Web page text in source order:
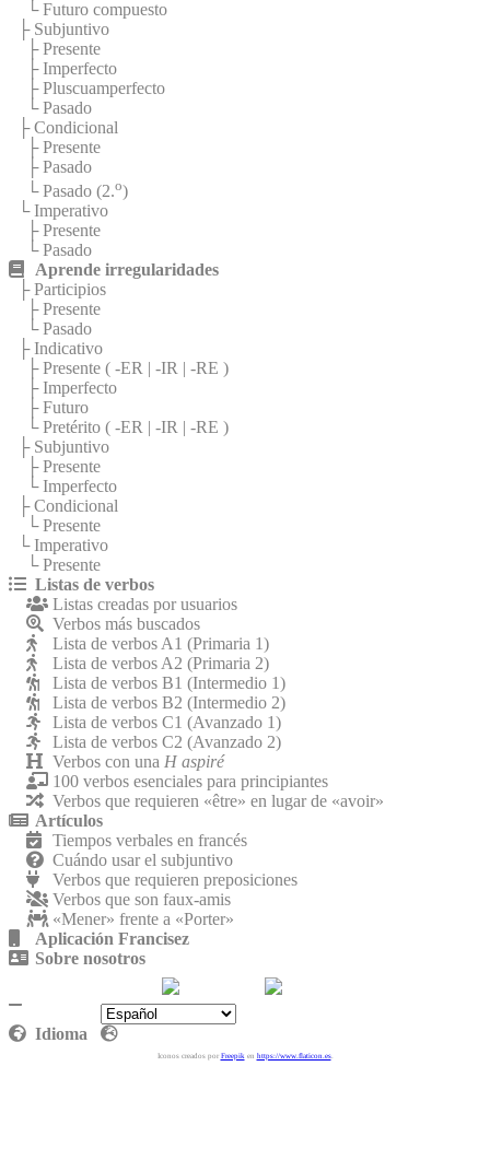
└ Futuro compuesto
├ Subjuntivo
├ Presente
├ Imperfecto
├ Pluscuamperfecto
└ Pasado
├ Condicional
├ Presente
├ Pasado
└ Pasado (2.o)
└ Imperativo
├ Presente
└ Pasado
Aprende irregularidades
├ Participios
├ Presente
└ Pasado
├ Indicativo
├ Presente ( -ER | -IR | -RE )
├ Imperfecto
├ Futuro
└ Pretérito ( -ER | -IR | -RE )
├ Subjuntivo
├ Presente
└ Imperfecto
├ Condicional
└ Presente
└ Imperativo
└ Presente
Listas de verbos
Listas creadas por usuarios
Verbos más buscados
Lista de verbos A1 (Primaria 1)
Lista de verbos A2 (Primaria 2)
Lista de verbos B1 (Intermedio 1)
Lista de verbos B2 (Intermedio 2)
Lista de verbos C1 (Avanzado 1)
Lista de verbos C2 (Avanzado 2)
Verbos con una H aspiré
100 verbos esenciales para principiantes
Verbos que requieren «être» en lugar de «avoir»
Artículos
Tiempos verbales en francés
Cuándo usar el subjuntivo
Verbos que requieren preposiciones
Verbos que son faux-amis
«Mener» frente a «Porter»
Aplicación Francisez
Sobre nosotros
Política de privacidad
Idioma
Iconos creados por Freepiken https://www.flaticon.es.